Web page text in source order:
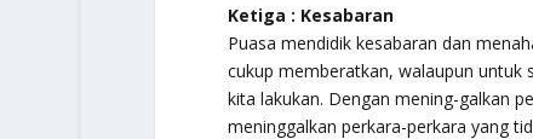
Ketiga : Kesabaran
Puasa mendidik kesabaran dan
cukup memberatkan, walaupun
kita lakukan. Dengan mening-galkan
meninggalkan perkara-perkara yang